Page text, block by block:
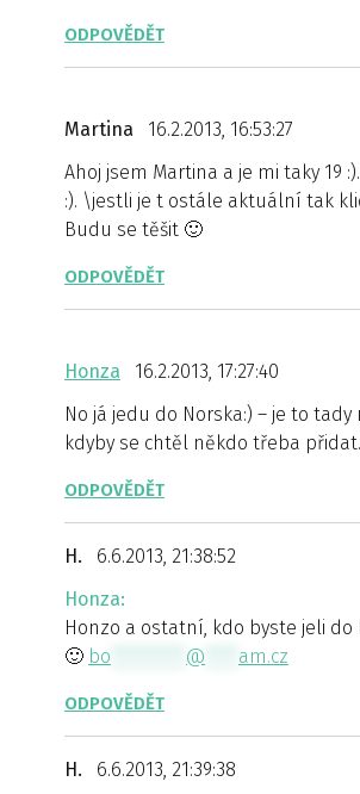
ODPOVĚDĚT
Martina
16.2.2013, 16:53:27
Ahoj jsem Martina a je mi taky 19
:). \jestli je t ostále aktuální tak
Budu se těšit 🙂
ODPOVĚDĚT
Honza
16.2.2013, 17:27:40
No já jedu do Norska:) – je to
kdyby se chtěl někdo třeba
ODPOVĚDĚT
H.
6.6.2013, 21:38:52
Honza:
Honzo a ostatní, kdo byste jeli do
🙂 bo @ am.cz
ODPOVĚDĚT
H.
6.6.2013, 21:39:38